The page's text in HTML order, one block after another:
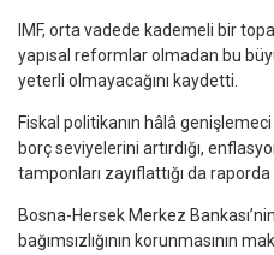
IMF, orta vadede kademeli bir
yapısal reformlar olmadan bu
yeterli olmayacağını kaydetti.
Fiskal politikanın hâlâ
borç seviyelerini artırdığı,
tamponları zayıflattığı da raporda
Bosna-Hersek Merkez
bağımsızlığının korunmasının